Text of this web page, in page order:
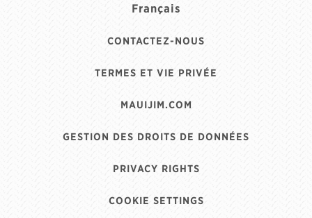
Français
CONTACTEZ-NOUS
TERMES ET VIE PRIVÉE
MAUIJIM.COM
GESTION DES DROITS DE DONNÉES
PRIVACY RIGHTS
COOKIE SETTINGS